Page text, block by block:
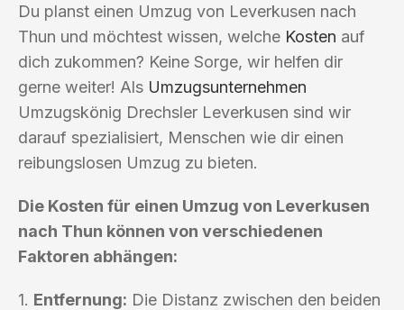
Du planst einen Umzug von Leverkusen nach
Thun und möchtest wissen, welche Kosten auf
dich zukommen? Keine Sorge, wir helfen dir
gerne weiter! Als Umzugsunternehmen
Umzugskönig Drechsler Leverkusen sind wir
darauf spezialisiert, Menschen wie dir einen
reibungslosen Umzug zu bieten.
Die Kosten für einen Umzug von Leverkusen
nach Thun können von verschiedenen
Faktoren abhängen:
1. Entfernung: Die Distanz zwischen den beiden